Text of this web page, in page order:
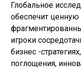
Глобальное
обеспечит
игроки
бизнес -
поглощения,